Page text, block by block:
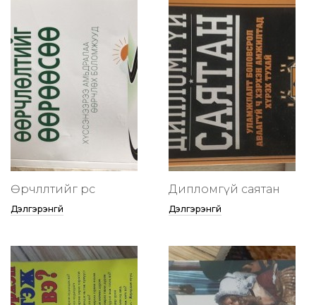
Өөрчлөлтийг өөрөөсөө
Дэлгэрэнгүй
Дипломгүй саятан
Дэлгэрэнгүй